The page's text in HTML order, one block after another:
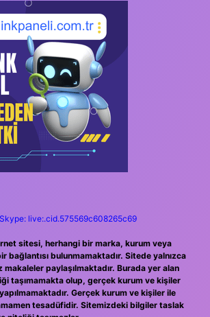
Skype: live:.cid.575569c608265c69
sitesi, herhangi bir marka, kurum veya
bağlantısı bulunmamaktadır. Sitede yalnızca
makaleler paylaşılmaktadır. Burada yer alan
taşımamakta olup, gerçek kurum ve kişiler
Gerçek kurum ve kişiler ile
tesadüfidir. Sitemizdeki bilgiler taslak